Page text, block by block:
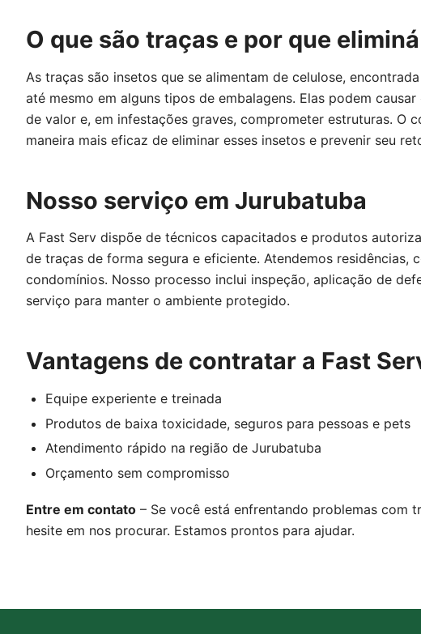
O que são traças e por que
As traças são insetos que se alimentam de celulose,
até mesmo em alguns tipos de embalagens. Elas podem
de valor e, em infestações graves, comprometer estruturas. O
maneira mais eficaz de eliminar esses insetos e prevenir seu
Nosso serviço em Jurubatuba
A Fast Serv dispõe de técnicos capacitados e produtos
de traças de forma segura e eficiente. Atendemos residências,
condomínios. Nosso processo inclui inspeção, aplicação de
serviço para manter o ambiente protegido.
Vantagens de contratar a Fast
Equipe experiente e treinada
Produtos de baixa toxicidade, seguros para pessoas e pets
Atendimento rápido na região de Jurubatuba
Orçamento sem compromisso
Entre em contato – Se você está enfrentando problemas com
hesite em nos procurar. Estamos prontos para ajudar.